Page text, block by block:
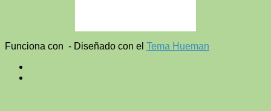
Funciona con - Diseñado con el Tema Hueman